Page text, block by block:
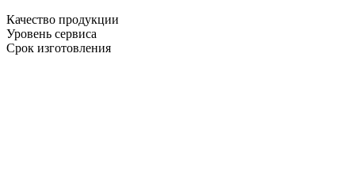
Качество продукции
Уровень сервиса
Срок изготовления